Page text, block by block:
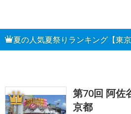
夏の人気夏祭りランキング【東
1
第70回 阿佐
京都